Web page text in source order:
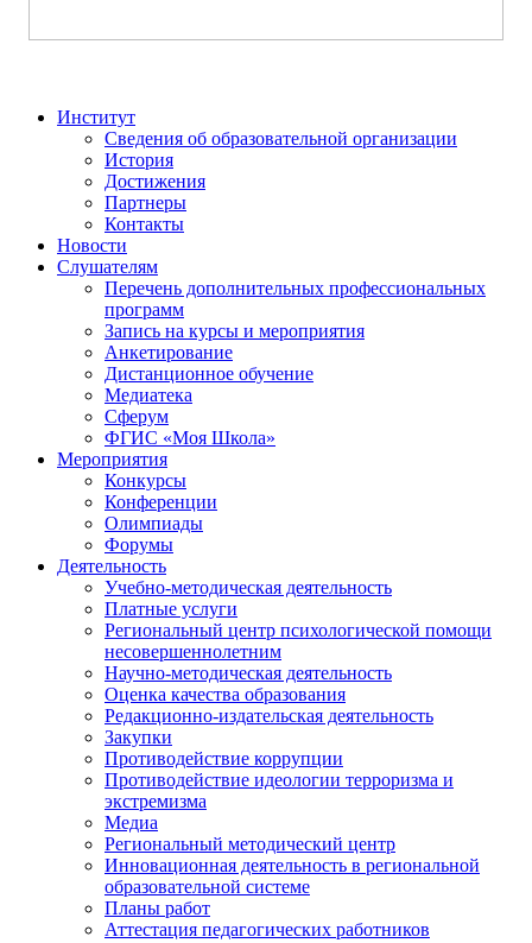
Институт
Сведения об образовательной организации
История
Достижения
Партнеры
Контакты
Новости
Слушателям
Перечень дополнительных профессиональных
программ
Запись на курсы и мероприятия
Анкетирование
Дистанционное обучение
Медиатека
Сферум
ФГИС «Моя Школа»
Мероприятия
Конкурсы
Конференции
Олимпиады
Форумы
Деятельность
Учебно-методическая деятельность
Платные услуги
Региональный центр психологической помощи
несовершеннолетним
Научно-методическая деятельность
Оценка качества образования
Редакционно-издательская деятельность
Закупки
Противодействие коррупции
Противодействие идеологии терроризма и
экстремизма
Медиа
Региональный методический центр
Инновационная деятельность в региональной
образовательной системе
Планы работ
Аттестация педагогических работников